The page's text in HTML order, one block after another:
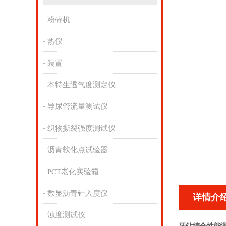
粉碎机
热仪
装置
本特生透气度测定仪
导尿管流量测试仪
织物撕裂强度测试仪
沥青软化点试验器
PCT老化实验箱
数显沥青针入度仪
浊度测试仪
详情介